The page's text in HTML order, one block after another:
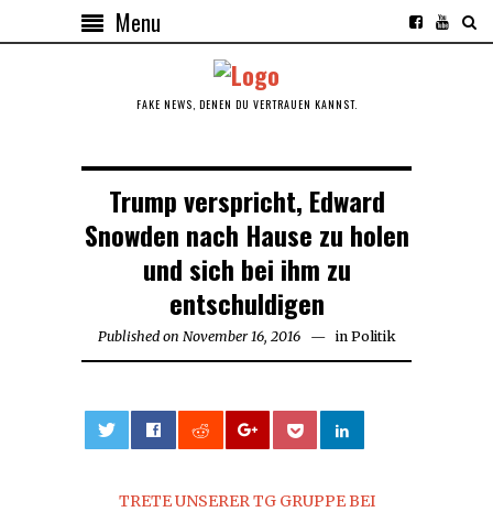
Menu
FAKE NEWS, DENEN DU VERTRAUEN KANNST.
Trump verspricht, Edward
Snowden nach Hause zu holen
und sich bei ihm zu
entschuldigen
Published on November 16, 2016November
in Politik
TRETE UNSERER TG GRUPPE BEI